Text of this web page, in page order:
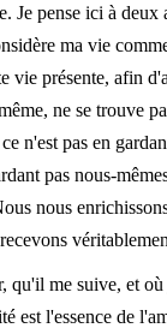
Je pense ici à
ma vie
vie présente, afin
ne se trouve
n'est pas en
pas nous-
nous
me suive, et où
est l'essence de